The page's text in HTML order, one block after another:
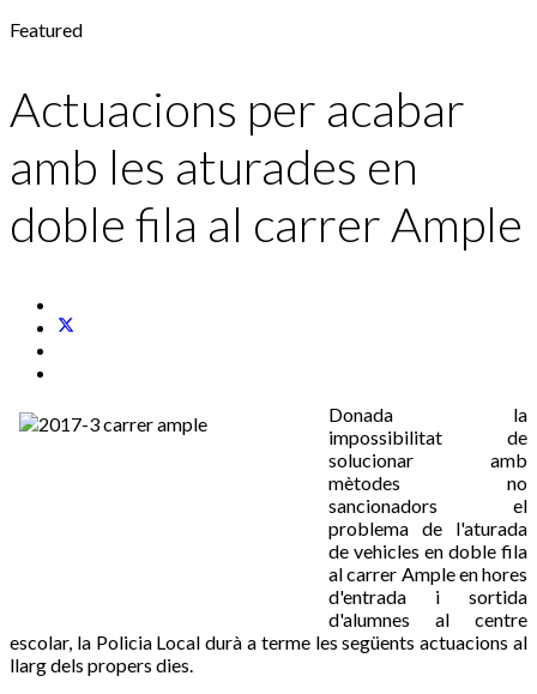
Featured
Actuacions per acabar
amb les aturades en
doble fila al carrer Ample
Donada la
impossibilitat de
solucionar amb
mètodes no
sancionadors el
problema de l'aturada
de vehicles en doble fila
al carrer Ample en hores
d'entrada i sortida
d'alumnes al centre
escolar, la Policia Local durà a terme les següents actuacions al
llarg dels propers dies.